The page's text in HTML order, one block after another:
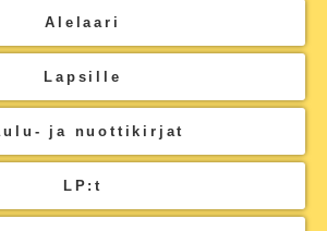
Alelaari
Lapsille
ja nuottikirjat
LP:t